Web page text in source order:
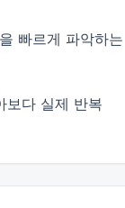
빠르게 파악하는
보다 실제 반복